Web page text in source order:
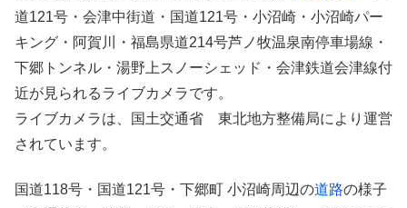
道121号・会津中街道・国道121号・小沼崎・小沼崎パー
キング・阿賀川・福島県道214号芦ノ牧温泉南停車場線・
下郷トンネル・湯野上スノーシェッド・会津鉄道会津線付
近が見られるライブカメラです。
ライブカメラは、国土交通省 東北地方整備局により運営
されています。
国道118号・国道121号・下郷町 小沼崎周辺の道路の様子